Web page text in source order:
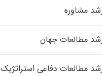
مشاوره
مطالعات جهان
مطالعات دفاعی استراتژیک